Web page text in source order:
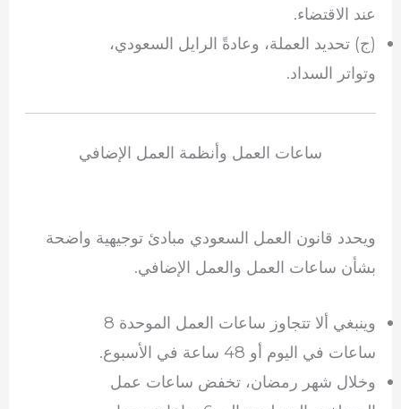
عند الاقتضاء.
(ج) تحديد العملة، وعادةً الرايل السعودي،
وتواتر السداد.
ساعات العمل وأنظمة العمل الإضافي
ويحدد قانون العمل السعودي مبادئ توجيهية واضحة
بشأن ساعات العمل والعمل الإضافي.
وينبغي ألا تتجاوز ساعات العمل الموحدة 8
ساعات في اليوم أو 48 ساعة في الأسبوع.
وخلال شهر رمضان، تخفض ساعات عمل